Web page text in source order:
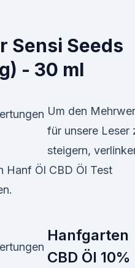
Sensi Seeds
- 30 ml
Um den
für unsere Leser
steigern,
Hanf Öl CBD Öl Test
Hanfgarten
CBD Öl 10%